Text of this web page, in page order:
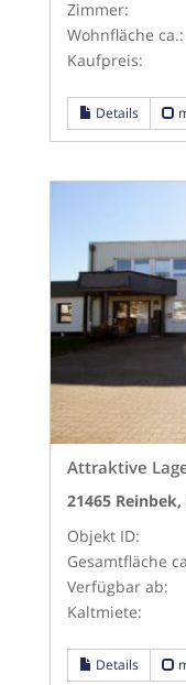
Zimmer:
Wohnfläche ca.:
Kaufpreis:
Details
Attraktive
21465
Objekt ID:
Gesamtfläche
Verfügbar ab:
Kaltmiete:
Details